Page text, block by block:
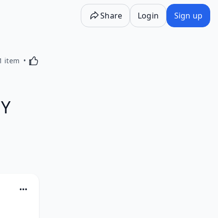
Share Login Sign up
item Activating this element will cause content on the